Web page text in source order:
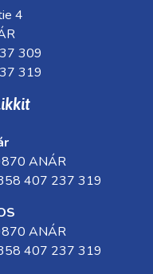
4
309
319
ANÁR
407 237 319
ANÁR
407 237 319